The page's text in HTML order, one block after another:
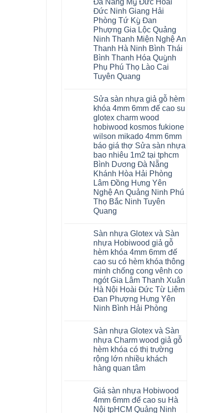
Đức Ninh Giang Hải
Phòng Tứ Kỳ Đan
Phượng Gia Lộc Quảng
Ninh Thanh Miện Nghệ An
Thanh Hà Ninh Bình Thái
Bình Thanh Hóa Quỳnh
Phụ Phú Thọ Lào Cai
Tuyên Quang
bình
luận
ở
Sàn
gỗ
AURUM
Floor
Báo
giá
Sàn
gỗ
AURUM
Floor
nhập
khẩu
Malaysia
RUM
14
AI
13
RUM
AI
35
36
RUM
AI
37
AI
dày
12mm
bản
Hà
Nội
Thanh
Xuân
Thanh
Trì
Bắc
Giấy
Tây
Hồ
Hưng
Yên
Sửa sàn nhựa giả gỗ hèm
khóa 4mm 6mm đế cao su
glotex charm wood
hobiwood kosmos fukione
wilson mikado 4mm 6mm
báo giá thợ Sửa sàn nhựa
bao nhiêu 1m2 tại tphcm
Bình Dương Đà Nẵng
Khánh Hòa Hải Phòng
Lâm Đồng Hưng Yên
Nghệ An Quảng Ninh Phú
Thọ Bắc Ninh Tuyên
Quang
bình
luận
ở
Sửa
sàn
nhựa
giả
gỗ
hèm
khóa
4mm
6mm
đế
glotex
charm
wood
hobiwood
kosmos
fukione
wilson
mikado
6mm
báo
giá
thợ
Sàn nhựa Glotex và Sàn
nhựa Hobiwood giả gỗ
hèm khóa 4mm 6mm đế
cao su có hèm khóa thông
minh chống cong vênh co
ngót Gia Lâm Thanh Xuân
Hà Nội Hoài Đức Từ Liêm
Đan Phượng Hưng Yên
Ninh Bình Hải Phòng
bình
luận
ở
Sàn
nhựa
Glotex
và
Hobiwood
giả
gỗ
hèm
Sàn nhựa Glotex và Sàn
nhựa Charm wood giả gỗ
hèm khóa có thị trường
rộng lớn nhiều khách
hàng quan tâm
bình
luận
ở
Sàn
Giá sàn nhựa Hobiwood
4mm 6mm đế cao su Hà
Nội tpHCM Quảng Ninh